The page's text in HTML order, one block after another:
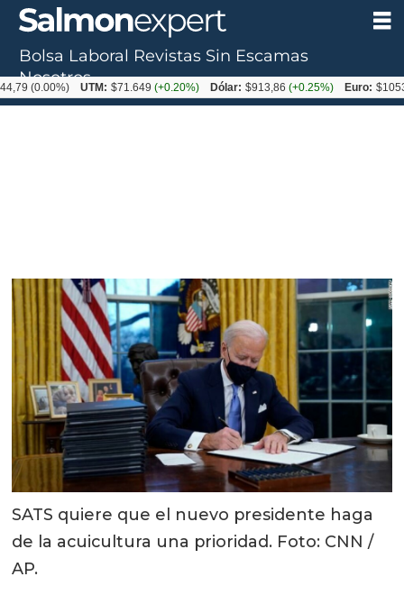
SATS quiere que el nuevo presidente haga
de la acuicultura una prioridad. Foto: CNN /
AP.
Bolsa Laboral Revistas Sin Escamas
Nosotros
UTM: $71.649(+0.20%) Dólar: $913,86(+0.25%) Euro: $1053,08(-